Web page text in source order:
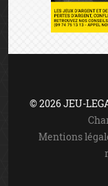
© 2026 JEU-
Mentions